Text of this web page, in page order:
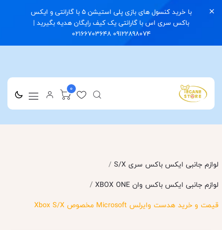
با خرید کنسول های بازی پلی استیشن 5 با گارانتی و ایکس
باکس سری اس با گارانتی یک کیف رایگان هدیه بگیرید |
09122898074 02166703648
0
لوازم جانبی ایکس باکس سری S/X
/
لوازم جانبی ایکس باکس وان XBOX ONE
/
قیمت و خرید هدست وایرلس Microsoft مخصوص Xbox S/X